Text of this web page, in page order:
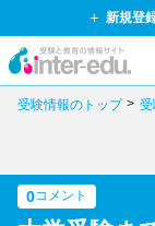
新規登
受験情報のトップ 受
0コメント